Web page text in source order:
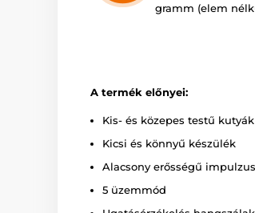
gramm (elem
A termék előnyei:
Kis- és közepes testű
Kicsi és könnyű készülék
Alacsony erősségű impulzus
5 üzemmód